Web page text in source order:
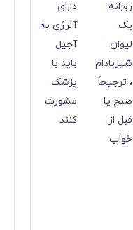
روزانه
یک
لیوان
شیربادام
، ترجیحاً
صبح یا
قبل از
خواب
دارای
آلرژی به
آجیل
باید با
پزشک
مشورت
کنند